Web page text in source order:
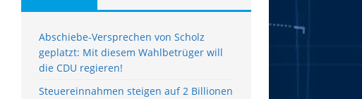
Abschiebe-Versprechen von Scholz
geplatzt: Mit diesem Wahlbetrüger will
die CDU regieren!
Steuereinnahmen steigen auf 2 Billionen